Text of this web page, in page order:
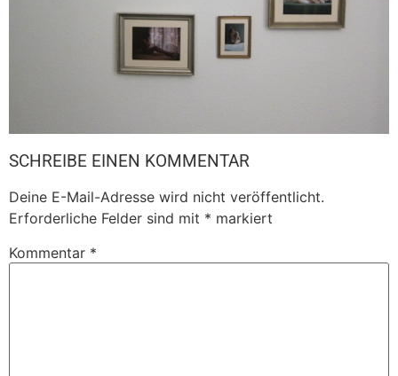
SCHREIBE EINEN KOMMENTAR
Deine E-Mail-Adresse wird nicht veröffentlicht.
Erforderliche Felder sind mit * markiert
Kommentar *